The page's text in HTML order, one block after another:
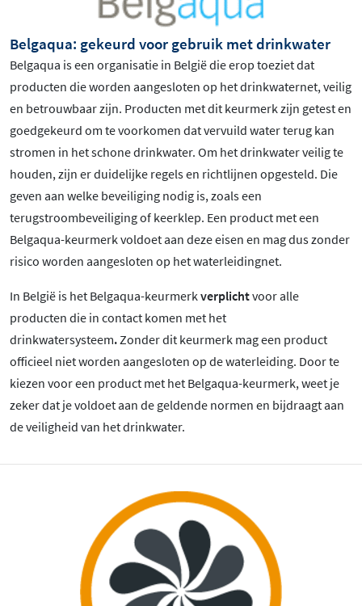
Belgaqua: gekeurd voor gebruik met drinkwater
Belgaqua is een organisatie in België die erop toeziet dat
producten die worden aangesloten op het drinkwaternet, veilig
en betrouwbaar zijn. Producten met dit keurmerk zijn getest en
goedgekeurd om te voorkomen dat vervuild water terug kan
stromen in het schone drinkwater. Om het drinkwater veilig te
houden, zijn er duidelijke regels en richtlijnen opgesteld. Die
geven aan welke beveiliging nodig is, zoals een
terugstroombeveiliging of keerklep. Een product met een
Belgaqua-keurmerk voldoet aan deze eisen en mag dus zonder
risico worden aangesloten op het waterleidingnet.
In België is het Belgaqua-keurmerkverplichtvoor alle
producten die in contact komen met het
drinkwatersysteem. Zonder dit keurmerk mag een product
officieel niet worden aangesloten op de waterleiding. Door te
kiezen voor een product met het Belgaqua-keurmerk, weet je
zeker dat je voldoet aan de geldende normen en bijdraagt aan
de veiligheid van het drinkwater.